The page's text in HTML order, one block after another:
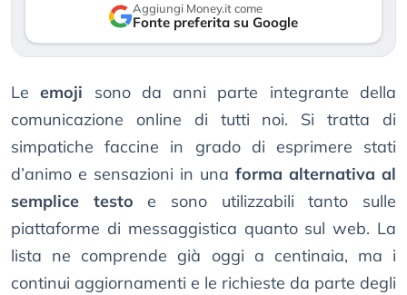
Aggiungi Money.it come
Fonte preferita su Google
Leemoji sono da anni parte integrante della
comunicazione online di tutti noi. Si tratta di
simpatiche faccine in grado di esprimere stati
d’animo e sensazioni in una forma alternativa al
semplice testo e sono utilizzabili tanto sulle
piattaforme di messaggistica quanto sul web. La
lista ne comprende già oggi a centinaia, ma i
continui aggiornamenti e le richieste da parte degli